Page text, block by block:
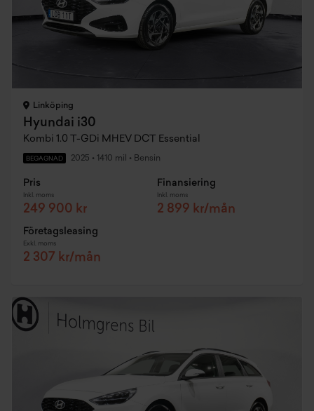
Linköping
Hyundai i30
Kombi 1.0 T-GDi MHEV DCT Essential
BEGAGNAD 2025 • 1410 mil • Bensin
Pris
Inkl. moms
249 900 kr
Finansiering
Inkl. moms
2 899 kr/mån
Företagsleasing
Exkl. moms
2 307 kr/mån